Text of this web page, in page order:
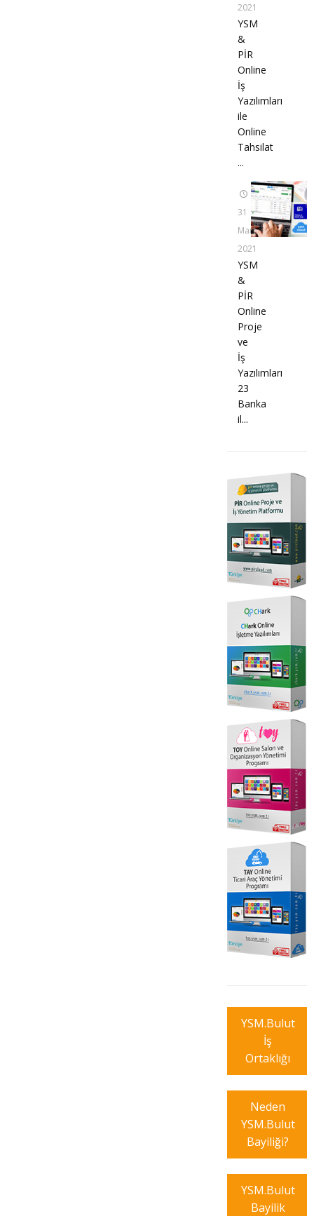
2021
YSM
&
PİR
Online
İş
Yazılımları
ile
Online
Tahsilat
...
31
Mart
2021
YSM
&
PİR
Online
Proje
ve
İş
Yazılımları
23
Banka
il...
YSM.Bulut
İş
Ortaklığı
Neden
YSM.Bulut
Bayiliği?
YSM.Bulut
Bayilik